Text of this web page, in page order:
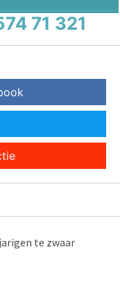
71 321
te zwaar